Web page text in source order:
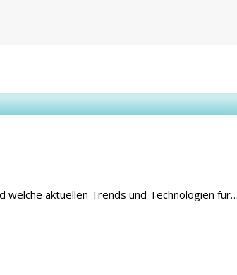
welche aktuellen Trends und Technologien für…